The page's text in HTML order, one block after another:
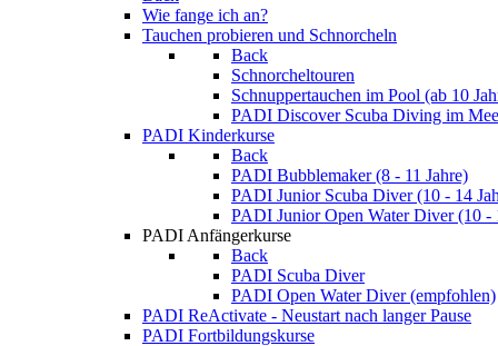
Wie fange ich an?
Tauchen probieren und Schnorcheln
Back
Schnorcheltouren
Schnuppertauchen im Pool (ab 10
PADI Discover Scuba Diving im
PADI Kinderkurse
Back
PADI Bubblemaker (8 - 11 Jahre)
PADI Junior Scuba Diver (10 - 14
PADI Junior Open Water Diver (10 -
PADI Anfängerkurse
Back
PADI Scuba Diver
PADI Open Water Diver (empfohlen)
PADI ReActivate - Neustart nach langer Pause
PADI Fortbildungskurse